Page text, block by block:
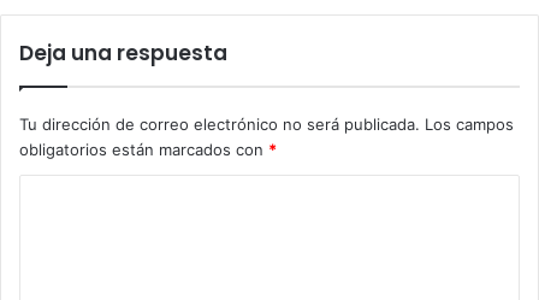
Deja una respuesta
Tu dirección de correo electrónico no será publicada. Los campos
obligatorios están marcados con *